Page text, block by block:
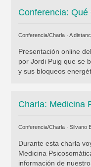
Conferencia:
Conferencia/Charla · A
Presentación online
por Jordi Puig que se
y sus bloqueos
Charla: Medicina
Conferencia/Charla · Silvano
Durante esta charla
Medicina
información de